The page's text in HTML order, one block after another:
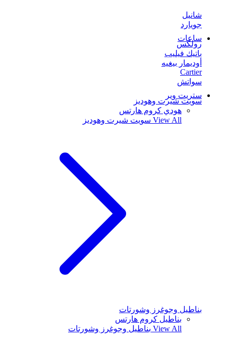
شانيل
جويارد
ساعات
رولكس
باتيك فيليب
أوديمار بيغيه
Cartier
سواتش
ستريت وير
سويت شيرت وهوديز
هودي كروم هارتس
View All سويت شيرت وهوديز
بناطيل وجوغرز وشورتات
بناطيل كروم هارتس
View All بناطيل وجوغرز وشورتات